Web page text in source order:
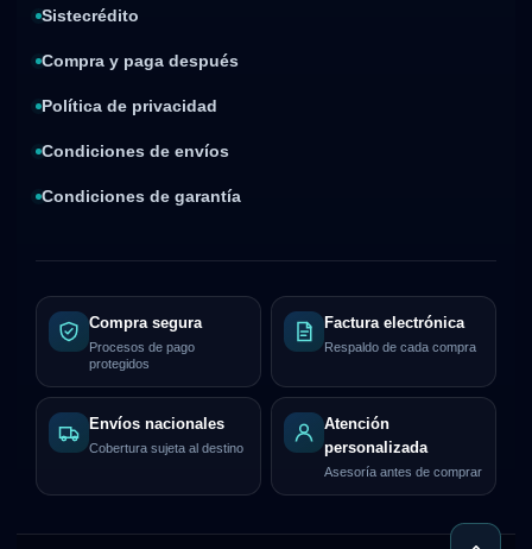
Sistecrédito
Compra y paga después
Política de privacidad
Condiciones de envíos
Condiciones de garantía
Compra segura
Procesos de pago
protegidos
Factura electrónica
Respaldo de cada compra
Envíos nacionales
Cobertura sujeta al destino
Atención
personalizada
Asesoría antes de comprar